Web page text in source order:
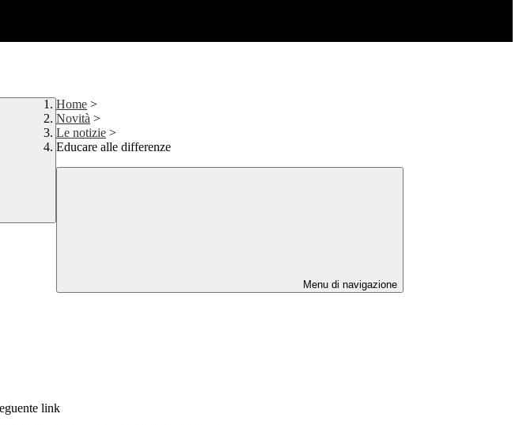
Home >
Novità >
Le notizie >
Educare alle differenze
Menu di navigazione
link